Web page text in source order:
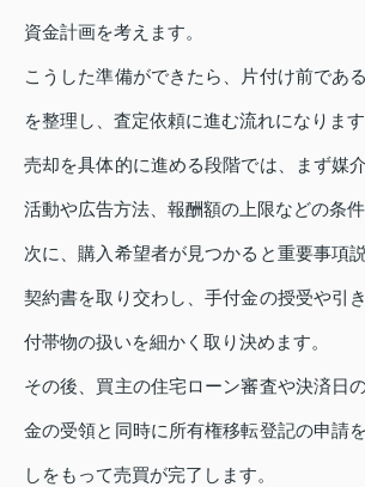
資金計画を考えます。
こうした準備ができたら、片付け前であ
を整理し、査定依頼に進む流れになります
売却を具体的に進める段階では、まず媒
活動や広告方法、報酬額の上限などの条件
次に、購入希望者が見つかると重要事項
契約書を取り交わし、手付金の授受や引
付帯物の扱いを細かく取り決めます。
その後、買主の住宅ローン審査や決済日
金の受領と同時に所有権移転登記の申請
しをもって売買が完了します。